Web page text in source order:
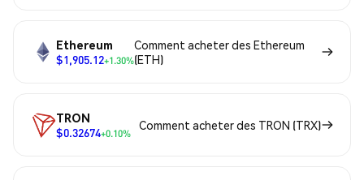
Ethereum
$1,905.12+1.30%
Comment acheter des Ethereum
(ETH)
TRON
$0.32674+0.10%
Comment acheter des TRON (TRX)